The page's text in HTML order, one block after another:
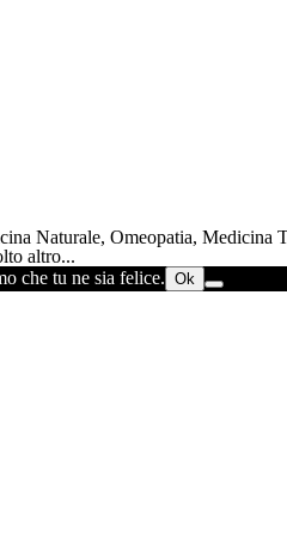
Naturale, Omeopatia, Medicina
altro...
che tu ne sia felice. Ok